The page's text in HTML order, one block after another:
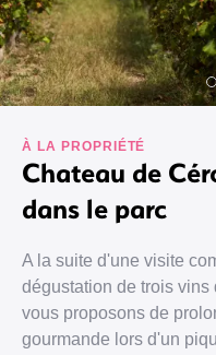
À LA PROPRIÉTÉ
Chateau de
dans le parc
A la suite d'une visite
dégustation de trois
vous proposons de
gourmande lors d'un